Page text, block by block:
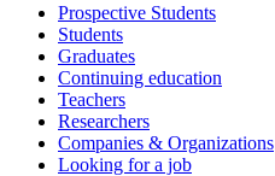
Prospective Students
Students
Graduates
Continuing education
Teachers
Researchers
Companies & Organizations
Looking for a job